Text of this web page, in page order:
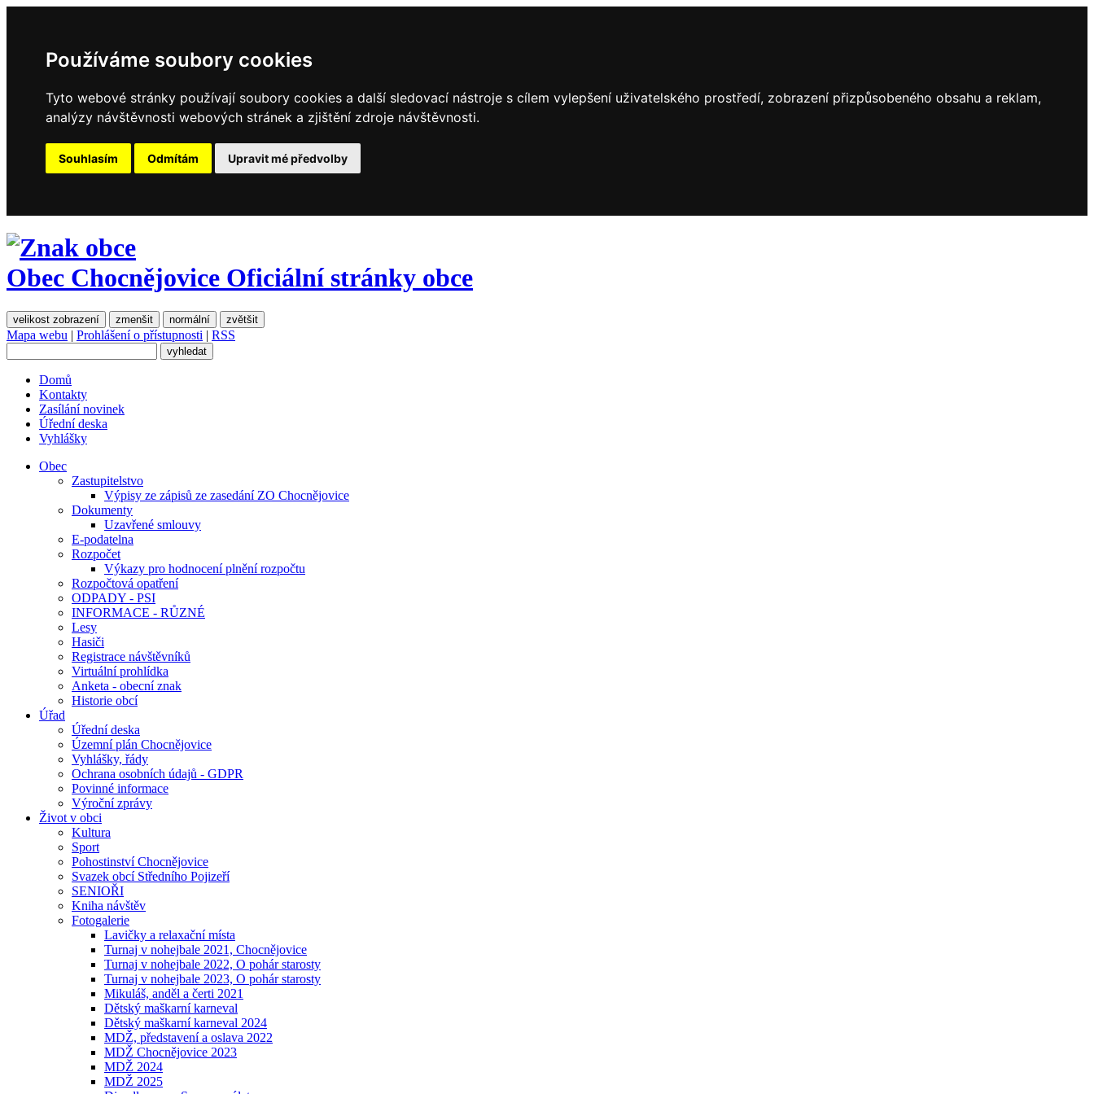
Používáme soubory cookies
Tyto webové stránky používají soubory cookies a další sledovací nástroje s cílem vylepšení uživatelského prostředí, zobrazení přizpůsobeného obsahu a reklam,
analýzy návštěvnosti webových stránek a zjištění zdroje návštěvnosti.
Souhlasím Odmítám Upravit mé předvolby
Obec Chocnějovice Oficiální stránky obce
velikost zobrazení zmenšit normální zvětšit
Mapa webu | Prohlášení o přístupnosti | RSS
Domů
Kontakty
Zasílání novinek
Úřední deska
Vyhlášky
Obec
Zastupitelstvo
Výpisy ze zápisů ze zasedání ZO Chocnějovice
Dokumenty
Uzavřené smlouvy
E-podatelna
Rozpočet
Výkazy pro hodnocení plnění rozpočtu
Rozpočtová opatření
ODPADY - PSI
INFORMACE - RŮZNÉ
Lesy
Hasiči
Registrace návštěvníků
Virtuální prohlídka
Anketa - obecní znak
Historie obcí
Úřad
Úřední deska
Územní plán Chocnějovice
Vyhlášky, řády
Ochrana osobních údajů - GDPR
Povinné informace
Výroční zprávy
Život v obci
Kultura
Sport
Pohostinství Chocnějovice
Svazek obcí Středního Pojizeří
SENIOŘI
Kniha návštěv
Fotogalerie
Lavičky a relaxační místa
Turnaj v nohejbale 2021, Chocnějovice
Turnaj v nohejbale 2022, O pohár starosty
Turnaj v nohejbale 2023, O pohár starosty
Mikuláš, anděl a čerti 2021
Dětský maškarní karneval
Dětský maškarní karneval 2024
MDŽ, představení a oslava 2022
MDŽ Chocnějovice 2023
MDŽ 2024
MDŽ 2025